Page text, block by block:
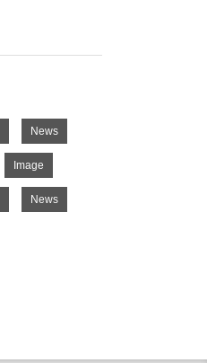
News
Image
News